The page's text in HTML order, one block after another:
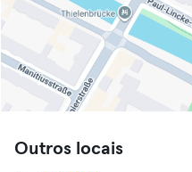
Outros locais